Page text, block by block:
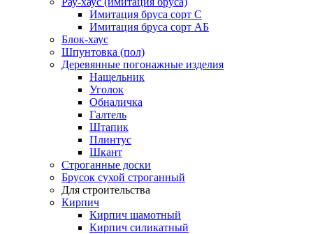
Имитация бруса сорт С
Имитация бруса сорт АБ
Блок-хаус
Шпунтовка (пол)
Деревянные погонажные изделия
Нащельник
Уголок
Обналичка
Галтель
Штапик
Плинтус
Шкант
Строганные доски
Брусок сухой строганный
Для строительства
Кирпич
Кирпич шамотный
Кирпич силикатный